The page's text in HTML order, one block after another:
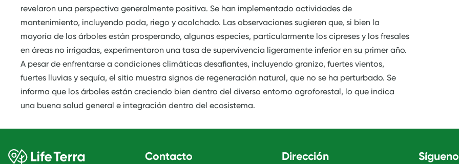
revelaron una perspectiva generalmente positiva. Se han implementado actividades de
mantenimiento, incluyendo poda, riego y acolchado. Las observaciones sugieren que, si bien la
mayoría de los árboles están prosperando, algunas especies, particularmente los cipreses y los fresales
en áreas no irrigadas, experimentaron una tasa de supervivencia ligeramente inferior en su primer año.
A pesar de enfrentarse a condiciones climáticas desafiantes, incluyendo granizo, fuertes vientos,
fuertes lluvias y sequía, el sitio muestra signos de regeneración natural, que no se ha perturbado. Se
informa que los árboles están creciendo bien dentro del diverso entorno agroforestal, lo que indica
una buena salud general e integración dentro del ecosistema.
Contacto Dirección